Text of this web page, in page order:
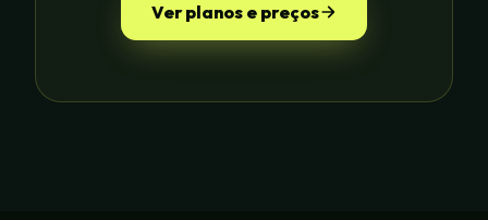
Ver planos e preços